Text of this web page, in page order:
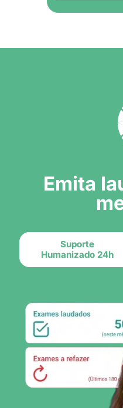
Emita
Suporte
Humanizado 24h